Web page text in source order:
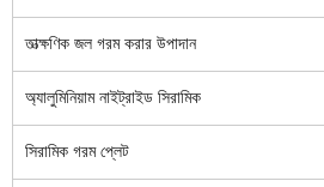
তাত্ক্ষণিক জল গরম করার উপাদান
অ্যালুমিনিয়াম নাইট্রাইড সিরামিক
সিরামিক গরম প্লেট